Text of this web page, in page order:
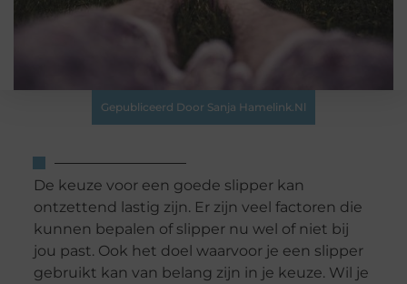
Gepubliceerd Door Sanja Hamelink.nl
De keuze voor een goede slipper kan
ontzettend lastig zijn. Er zijn veel factoren die
kunnen bepalen of slipper nu wel of niet bij
jou past. Ook het doel waarvoor je een slipper
gebruikt kan van belang zijn in je keuze. Wil je